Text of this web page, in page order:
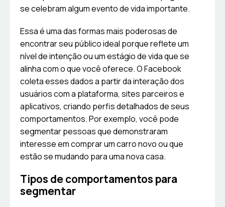
se celebram algum evento de vida importante.
Essa é uma das formas mais poderosas de
encontrar seu público ideal porque reflete um
nível de intenção ou um estágio de vida que se
alinha com o que você oferece. O Facebook
coleta esses dados a partir da interação dos
usuários com a plataforma, sites parceiros e
aplicativos, criando perfis detalhados de seus
comportamentos. Por exemplo, você pode
segmentar pessoas que demonstraram
interesse em comprar um carro novo ou que
estão se mudando para uma nova casa.
Tipos de comportamentos para
segmentar